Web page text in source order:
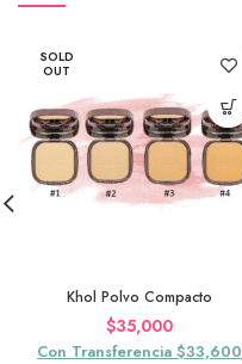
SOLD
OUT
Khol Polvo Compacto
$35,000
Con Transferencia $33,600